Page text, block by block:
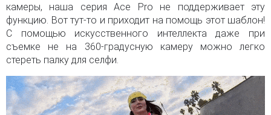
камеры, наша серия Ace Pro не поддерживает эту
функцию. Вот тут-то и приходит на помощь этот шаблон!
С помощью искусственного интеллекта даже при
съемке не на 360-градусную камеру можно легко
стереть палку для селфи.